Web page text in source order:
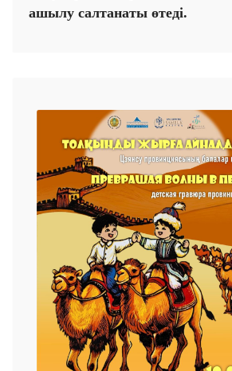
ашылу салтанаты өтеді.